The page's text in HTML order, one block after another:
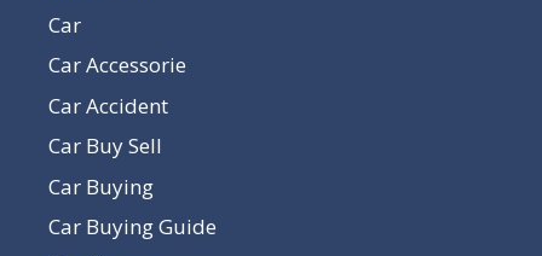
Car
Car Accessorie
Car Accident
Car Buy Sell
Car Buying
Car Buying Guide